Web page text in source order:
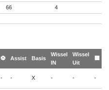
66 4
⚽ Assist Basis
Wissel
IN
Wissel
Uit
🟨
- - X - - -